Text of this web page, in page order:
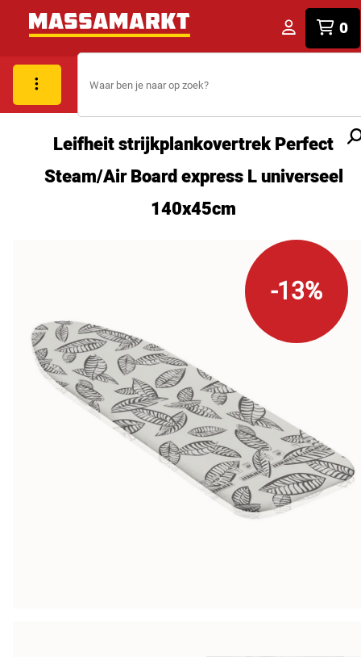
0
Leifheit strijkplankovertrek Perfect
Steam/Air Board express L universeel
140x45cm
-13%